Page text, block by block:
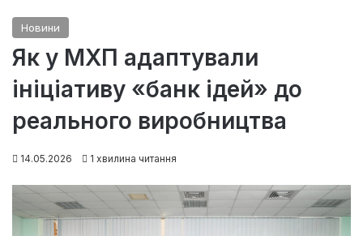
Новини
Як у МХП адаптували
ініціативу «банк ідей» до
реального виробництва
14.05.2026 1 хвилина читання